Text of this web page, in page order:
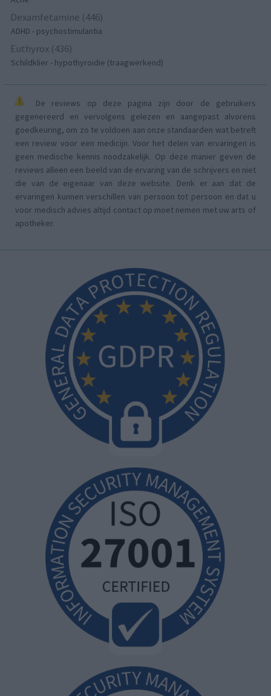
Dexamfetamine (446)
ADHD - psychostimulantia
Euthyrox (436)
Schildklier - hypothyroidie (traagwerkend)
De reviews op deze pagina zijn door de gebruikers
gegenereerd en vervolgens gelezen en aangepast alvorens
goedkeuring, om zo te voldoen aan onze standaarden wat betreft
een review voor een medicijn. Voor het delen van ervaringen is
geen medische kennis noodzakelijk. Op deze manier geven de
reviews alleen een beeld van de ervaring van de schrijvers en niet
die van de eigenaar van deze website. Denk er aan dat de
ervaringen kunnen verschillen van persoon tot persoon en dat u
voor medisch advies altijd contact op moet nemen met uw arts of
apotheker.